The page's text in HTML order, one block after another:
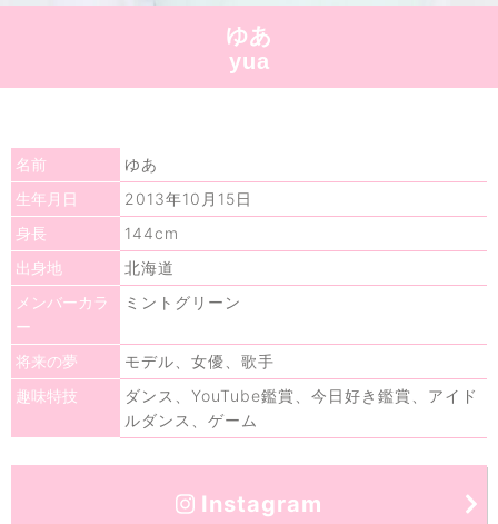
ゆあ
yua
名前 ゆあ
生年月日 2013年10月15日
身長 144cm
出身地 北海道
メンバーカラ
ー
ミントグリーン
将来の夢 モデル、女優、歌手
趣味特技
ダンス、YouTube鑑賞、今日好き鑑賞、アイド
ルダンス、ゲーム
Instagram